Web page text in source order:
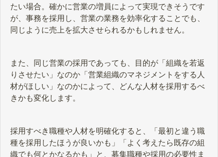
たい場合。確かに営業の増員によって実現できそうです
が、事務を採用し、営業の業務を効率化することでも、
同じように売上を拡大させられるかもしれません。
また、同じ営業の採用であっても、目的が「組織を若返
りさせたい」なのか「営業組織のマネジメントをする人
材がほしい」なのかによって、どんな人材を採用するべ
きかも変化します。
採用すべき職種や人材を明確化すると、「最初と違う職
種を採用したほうが良いかも」「よく考えたら既存の組
織でも何とかなるかも」と、募集職種や採用の必要性ま